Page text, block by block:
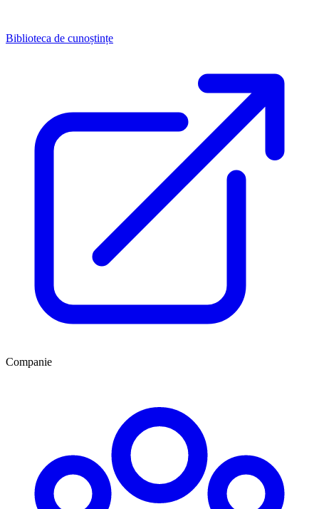
Biblioteca de cunoștințe
Companie